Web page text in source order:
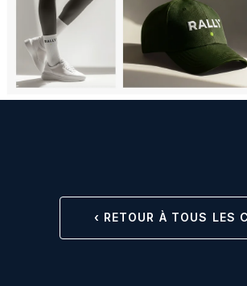
‹ RETOUR À TOUS LES